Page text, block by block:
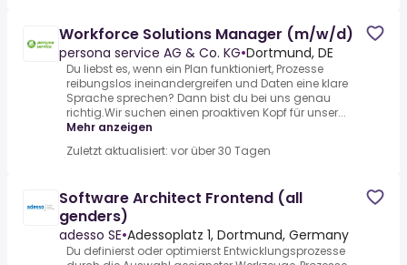
Workforce Solutions Manager (m/w/d)
persona service AG & Co. KG•Dortmund, DE
Du liebst es, wenn ein Plan funktioniert, Prozesse
reibungslos ineinandergreifen und Daten eine klare
Sprache sprechen? Dann bist du bei uns genau
richtig.Wir suchen einen proaktiven Kopf für unser...
Mehr anzeigen
Zuletzt aktualisiert: vor über 30 Tagen
Software Architect Frontend (all
genders)
adesso SE•Adessoplatz 1, Dortmund, Germany
Du definierst oder optimierst Entwicklungsprozesse